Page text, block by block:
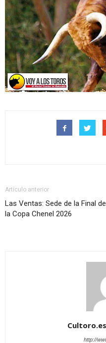
Artículo anterior
Las Ventas: Sede de la Final de
la Copa Chenel 2026
http://